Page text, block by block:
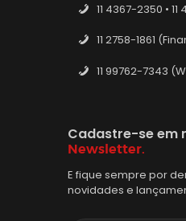
11 4367-2350 •
11 2758-1861
11 99762-7343
Cadastre-se em
Newsletter.
E fique sempre por
novidades e